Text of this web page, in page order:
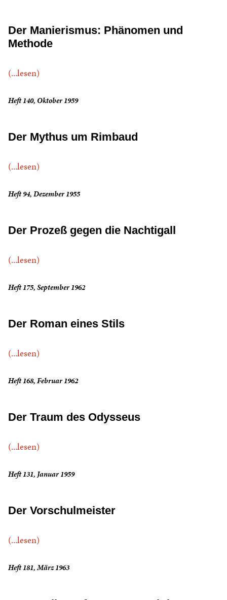
Der Manierismus: Phänomen und
Methode
(...lesen)
Heft 140, Oktober 1959
Der Mythus um Rimbaud
(...lesen)
Heft 94, Dezember 1955
Der Prozeß gegen die Nachtigall
(...lesen)
Heft 175, September 1962
Der Roman eines Stils
(...lesen)
Heft 168, Februar 1962
Der Traum des Odysseus
(...lesen)
Heft 131, Januar 1959
Der Vorschulmeister
(...lesen)
Heft 181, März 1963